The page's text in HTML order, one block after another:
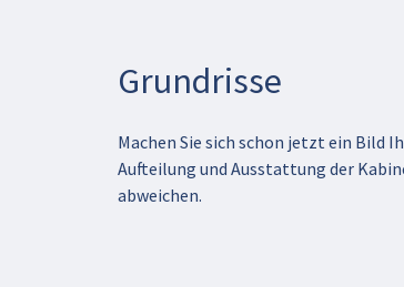
Grundrisse
Machen Sie sich schon jetzt ein Bild
Aufteilung und Ausstattung der
abweichen.